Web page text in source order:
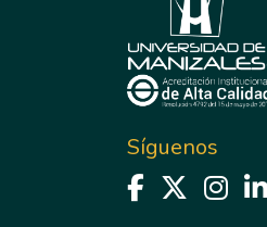
Síguenos